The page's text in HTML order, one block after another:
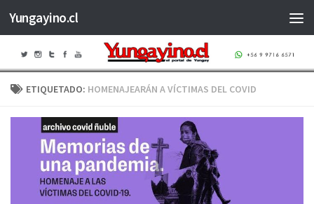
Saltar al contenido
Yungayino.cl
ETIQUETADO: HOMENAJEARÁN A VÍCTIMAS DEL COVID